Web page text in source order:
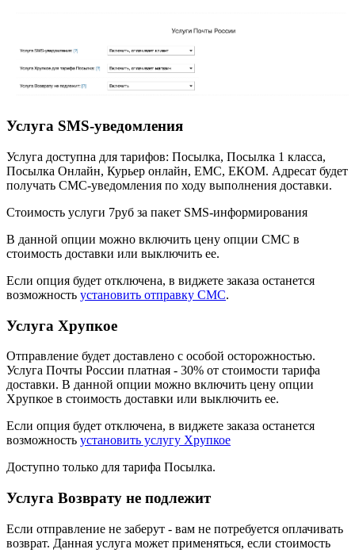
Услуга SMS-уведомления
Услуга доступна для тарифов: Посылка, Посылка 1 класса,
Посылка Онлайн, Курьер онлайн, ЕМС, ЕКОМ. Адресат будет
получать СМС-уведомления по ходу выполнения доставки.
Стоимость услуги 7руб за пакет SMS-информирования
В данной опции можно включить цену опции СМС в
стоимость доставки или выключить ее.
Если опция будет отключена, в виджете заказа останется
возможность установить отправку СМС.
Услуга Хрупкое
Отправление будет доставлено с особой осторожностью.
Услуга Почты России платная - 30% от стоимости тарифа
доставки. В данной опции можно включить цену опции
Хрупкое в стоимость доставки или выключить ее.
Если опция будет отключена, в виджете заказа останется
возможность установить услугу Хрупкое
Доступно только для тарифа Посылка.
Услуга Возврату не подлежит
Если отправление не заберут - вам не потребуется оплачивать
возврат. Данная услуга может применяться, если стоимость